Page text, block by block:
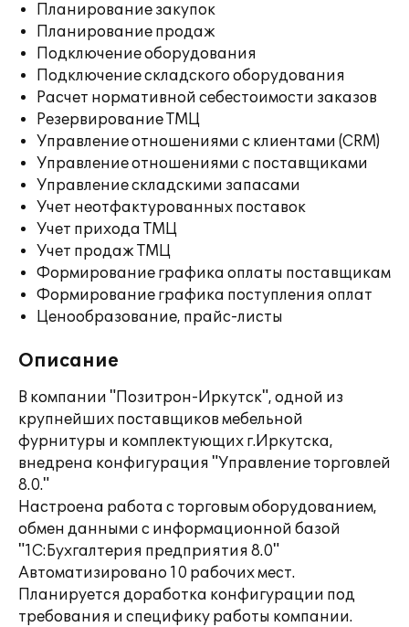
Планирование закупок
Планирование продаж
Подключение оборудования
Подключение складского оборудования
Расчет нормативной себестоимости заказов
Резервирование ТМЦ
Управление отношениями с клиентами (CRM)
Управление отношениями с поставщиками
Управление складскими запасами
Учет неотфактурованных поставок
Учет прихода ТМЦ
Учет продаж ТМЦ
Формирование графика оплаты поставщикам
Формирование графика поступления оплат
Ценообразование, прайс-листы
Описание
В компании "Позитрон-Иркутск", одной из
крупнейших поставщиков мебельной
фурнитуры и комплектующих г.Иркутска,
внедрена конфигурация "Управление торговлей
8.0."
Настроена работа с торговым оборудованием,
обмен данными с информационной базой
"1С:Бухгалтерия предприятия 8.0"
Автоматизировано 10 рабочих мест.
Планируется доработка конфигурации под
требования и специфику работы компании.